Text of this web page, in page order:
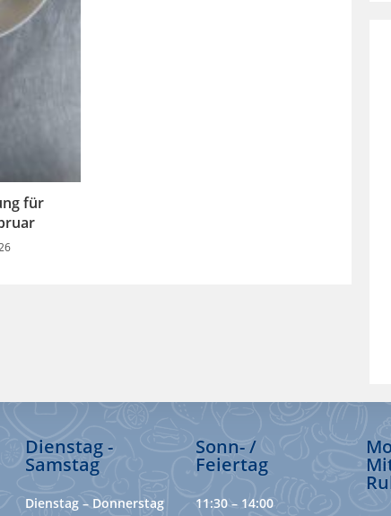
für
Dienstag -
Samstag
Dienstag – Donnerstag
Sonn- /
Feiertag
11:30 – 14:00